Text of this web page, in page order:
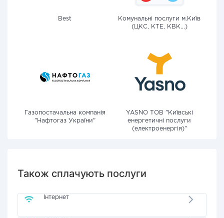
Best
Комунальні послуги м.Київ
(ЦКС, КТЕ, КВК...)
Газопостачальна компанія
"Нафтогаз України"
YASNO ТОВ "Київські
енергетичні послуги
(електроенергія)"
Також сплачують послуги
Інтернет